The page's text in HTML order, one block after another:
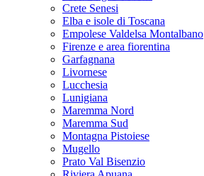
Crete Senesi
Elba e isole di Toscana
Empolese Valdelsa Montalbano
Firenze e area fiorentina
Garfagnana
Livornese
Lucchesia
Lunigiana
Maremma Nord
Maremma Sud
Montagna Pistoiese
Mugello
Prato Val Bisenzio